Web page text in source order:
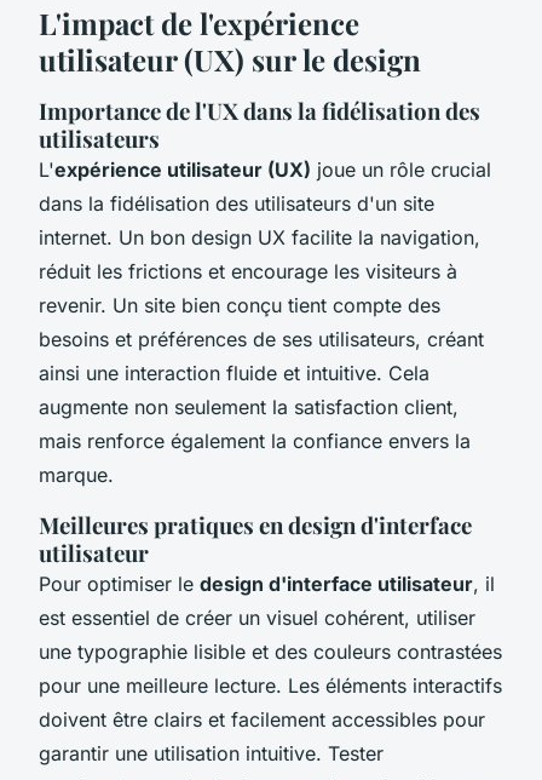
L'impact de l'expérience
utilisateur (UX) sur le design
Importance de l'UX dans la fidélisation des
utilisateurs
L'expérience utilisateur (UX) joue un rôle crucial
dans la fidélisation des utilisateurs d'un site
internet. Un bon design UX facilite la navigation,
réduit les frictions et encourage les visiteurs à
revenir. Un site bien conçu tient compte des
besoins et préférences de ses utilisateurs, créant
ainsi une interaction fluide et intuitive. Cela
augmente non seulement la satisfaction client,
mais renforce également la confiance envers la
marque.
Meilleures pratiques en design d'interface
utilisateur
Pour optimiser le design d'interface utilisateur, il
est essentiel de créer un visuel cohérent, utiliser
une typographie lisible et des couleurs contrastées
pour une meilleure lecture. Les éléments interactifs
doivent être clairs et facilement accessibles pour
garantir une utilisation intuitive. Tester